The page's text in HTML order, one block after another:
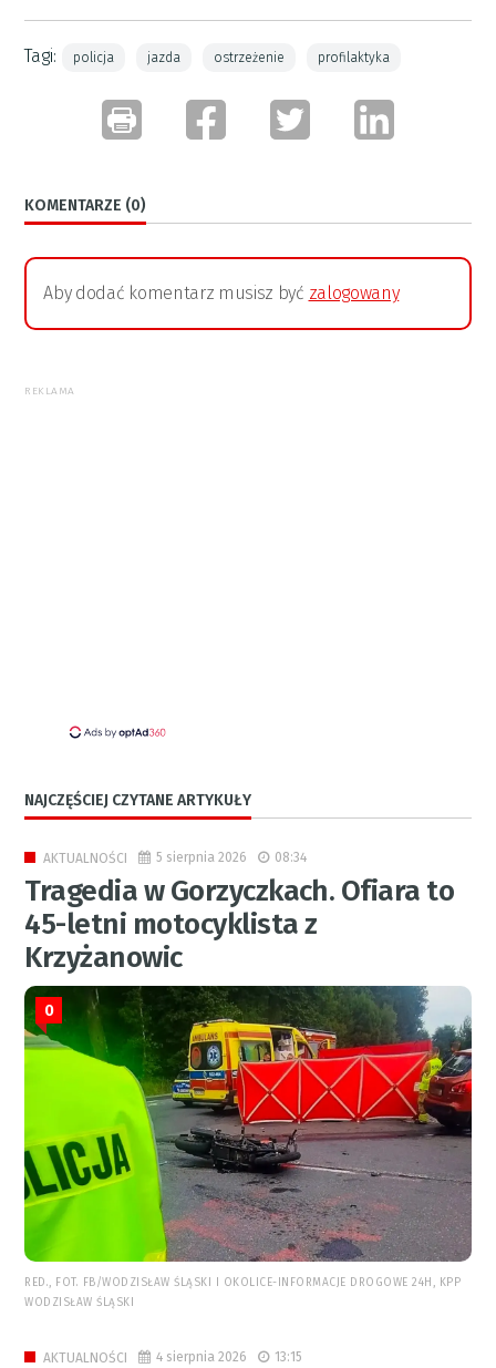
Tagi: policja jazda ostrzeżenie profilaktyka
KOMENTARZE (0)
Aby dodać komentarz musisz być zalogowany
REKLAMA
NAJCZĘŚCIEJ CZYTANE ARTYKUŁY
AKTUALNOŚCI 5 sierpnia 2026 08:34
Tragedia w Gorzyczkach. Ofiara to
45-letni motocyklista z
Krzyżanowic
0
RED., FOT. FB/WODZISŁAW ŚLĄSKI I OKOLICE-INFORMACJE DROGOWE 24H, KPP
WODZISŁAW ŚLĄSKI
AKTUALNOŚCI 4 sierpnia 2026 13:15